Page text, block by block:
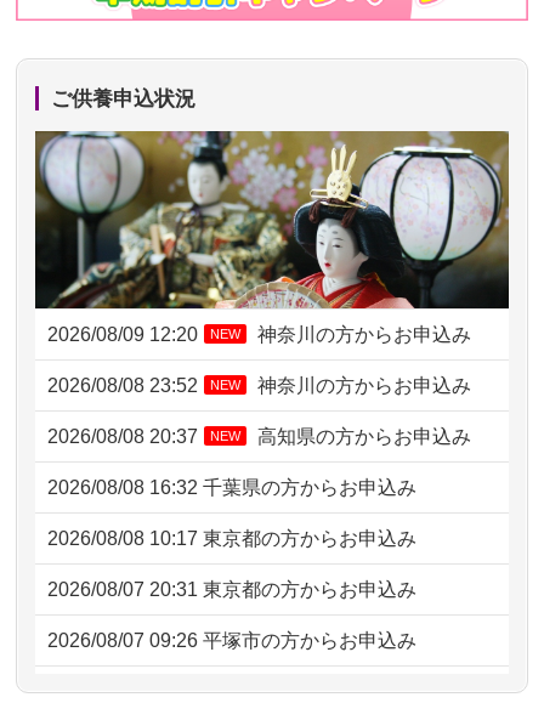
ご供養申込状況
2026/08/09 12:20 NEW 神奈川の方からお申込み
2026/08/08 23:52 NEW 神奈川の方からお申込み
2026/08/08 20:37 NEW 高知県の方からお申込み
2026/08/08 16:32 千葉県の方からお申込み
2026/08/08 10:17 東京都の方からお申込み
2026/08/07 20:31 東京都の方からお申込み
2026/08/07 09:26 平塚市の方からお申込み
2026/08/06 21:28 埼玉県の方からお申込み